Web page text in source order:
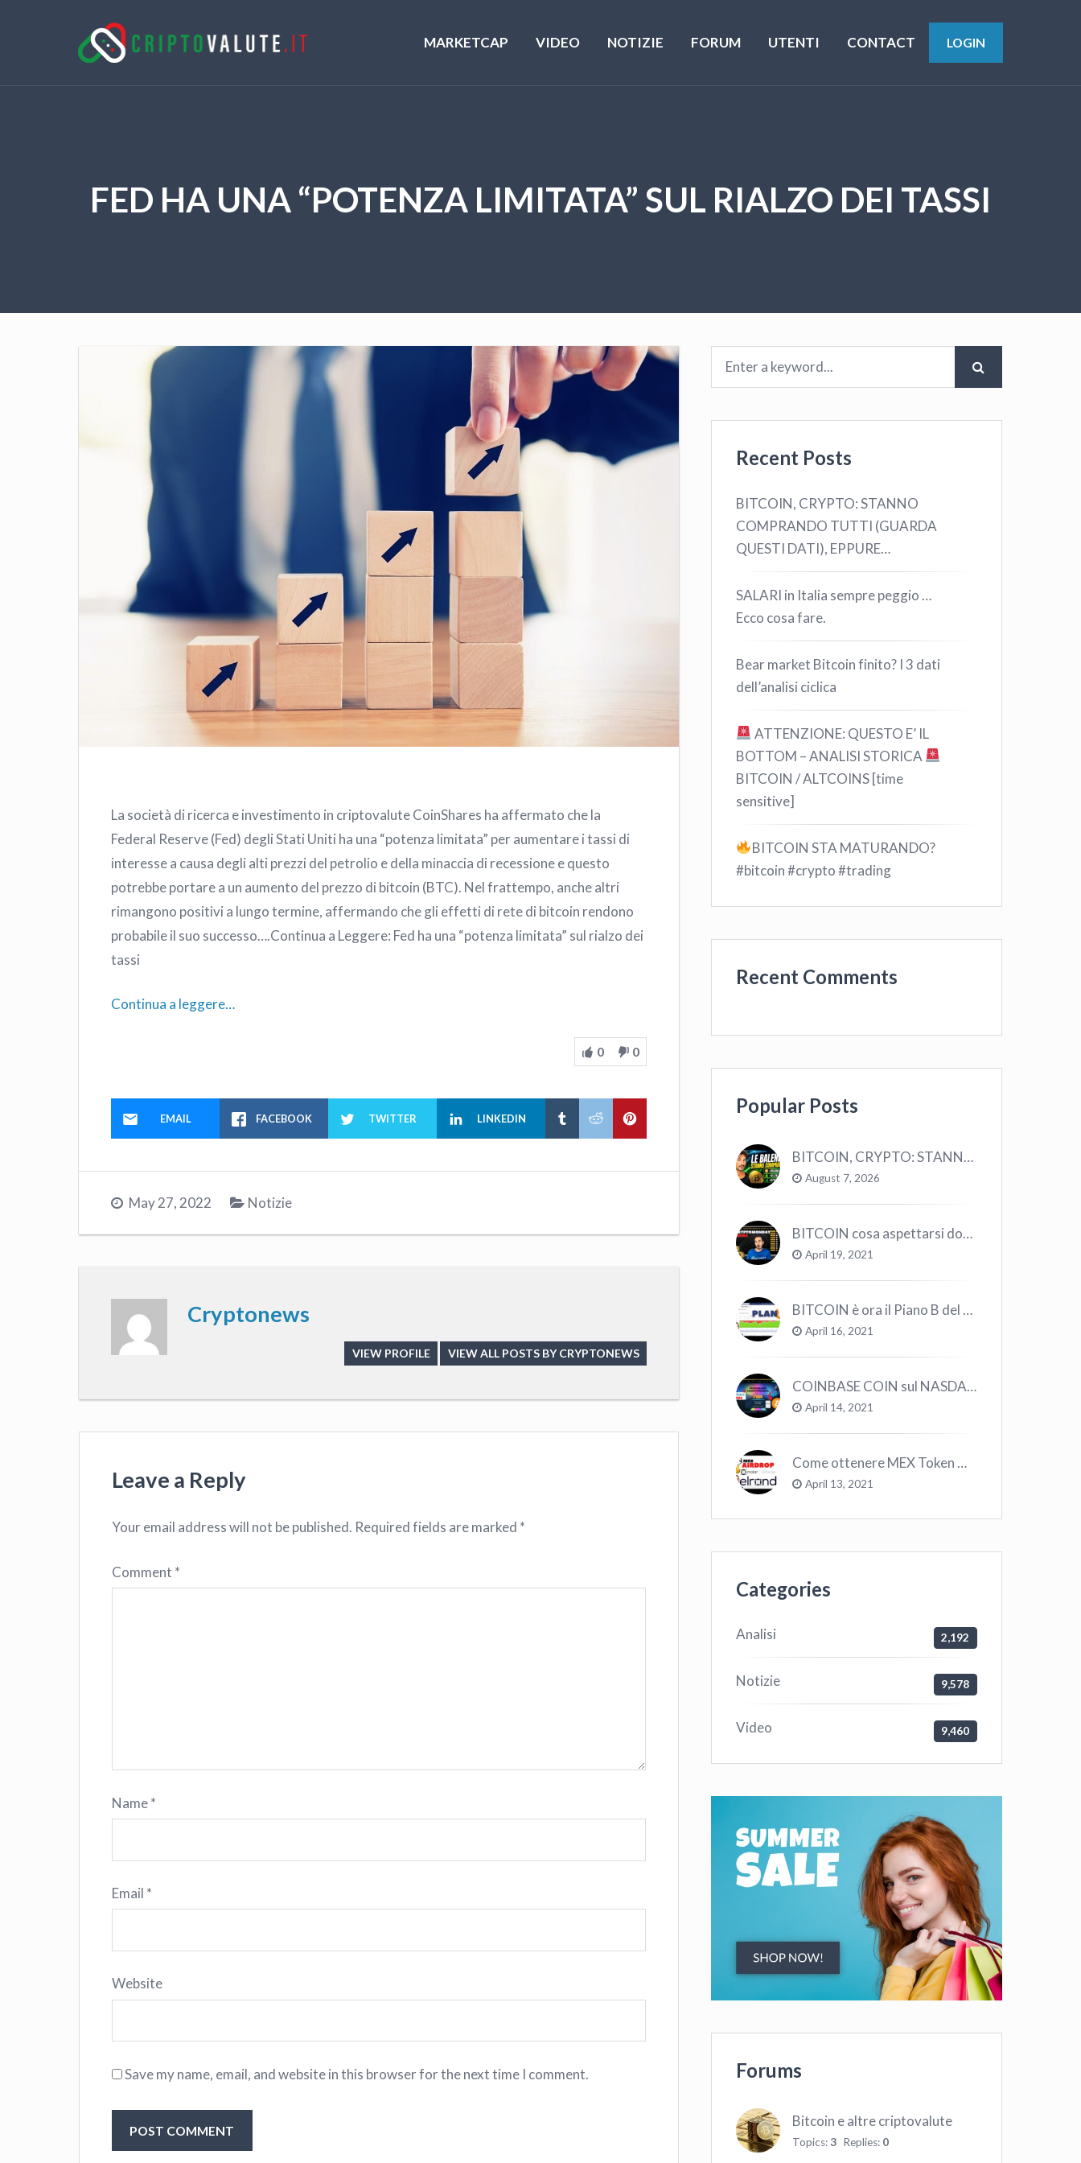
MARKETCAP VIDEO NOTIZIE FORUM UTENTI CONTACT LOGIN
FED HA UNA “POTENZA LIMITATA” SUL RIALZO DEI TASSI
La società di ricerca e investimento in criptovalute CoinShares ha affermato che la
Federal Reserve (Fed) degli Stati Uniti ha una “potenza limitata” per aumentare i tassi di
interesse a causa degli alti prezzi del petrolio e della minaccia di recessione e questo
potrebbe portare a un aumento del prezzo di bitcoin (BTC). Nel frattempo, anche altri
rimangono positivi a lungo termine, affermando che gli effetti di rete di bitcoin rendono
probabile il suo successo….Continua a Leggere: Fed ha una “potenza limitata” sul rialzo dei
tassi
Continua a leggere…
0 0
EMAIL FACEBOOK TWITTER LINKEDIN
May 27, 2022 Notizie
Cryptonews
VIEW PROFILE VIEW ALL POSTS BY CRYPTONEWS
Leave a Reply
Your email address will not be published. Required fields are marked *
Comment *
Name*
Email *
Website
Save my name, email, and website in this browser for the next time I comment.
Recent Posts
BITCOIN, CRYPTO: STANNO
COMPRANDO TUTTI (GUARDA
QUESTI DATI), EPPURE…
SALARI in Italia sempre peggio …
Ecco cosa fare.
Bear market Bitcoin finito? I 3 dati
dell’analisi ciclica
ATTENZIONE: QUESTO E’ IL
BOTTOM – ANALISI STORICA
BITCOIN / ALTCOINS [time
sensitive]
BITCOIN STA MATURANDO?
#bitcoin #crypto #trading
Recent Comments
Popular Posts
BITCOIN, CRYPTO: STANNO COMPRANDO TUTTI (GUARDA QUESTI DATI), EPPURE…
August 7, 2026
BITCOIN cosa aspettarsi dopo il “Crollo”? – CryptoMonday NEWS w16/’21
April 19, 2021
BITCOIN è ora il Piano B del Mondo
April 16, 2021
COINBASE COIN sul NASDAQ e le CRYPTO volano!
April 14, 2021
Come ottenere MEX Token GRATIS su Elrond ?
April 13, 2021
Categories
Analisi 2,192
Notizie 9,578
Video 9,460
Forums
Bitcoin e altre criptovalute
Topics:3 Replies: 0